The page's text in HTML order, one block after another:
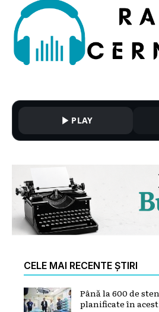
PLAY
CELE MAI RECENTE ȘTIRI
Până la 600 de
planificate în